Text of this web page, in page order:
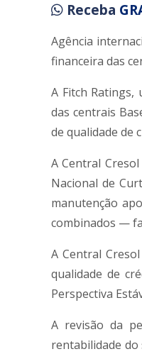
Receba
Agência
financeira das
A Fitch Ratings,
das centrais
de qualidade de
A Central
Nacional de
manutenção
combinados —
A Central
qualidade de
Perspectiva
A revisão da
rentabilidade do